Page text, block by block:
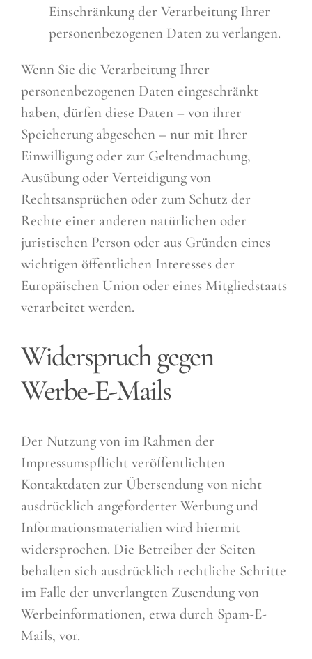
Einschränkung der Verarbeitung Ihrer
personenbezogenen Daten zu verlangen.
Wenn Sie die Verarbeitung Ihrer
personenbezogenen Daten eingeschränkt
haben, dürfen diese Daten – von ihrer
Speicherung abgesehen – nur mit Ihrer
Einwilligung oder zur Geltendmachung,
Ausübung oder Verteidigung von
Rechtsansprüchen oder zum Schutz der
Rechte einer anderen natürlichen oder
juristischen Person oder aus Gründen eines
wichtigen öffentlichen Interesses der
Europäischen Union oder eines Mitgliedstaats
verarbeitet werden.
Widerspruch gegen
Werbe-E-Mails
Der Nutzung von im Rahmen der
Impressumspflicht veröffentlichten
Kontaktdaten zur Übersendung von nicht
ausdrücklich angeforderter Werbung und
Informationsmaterialien wird hiermit
widersprochen. Die Betreiber der Seiten
behalten sich ausdrücklich rechtliche Schritte
im Falle der unverlangten Zusendung von
Werbeinformationen, etwa durch Spam-E-
Mails, vor.